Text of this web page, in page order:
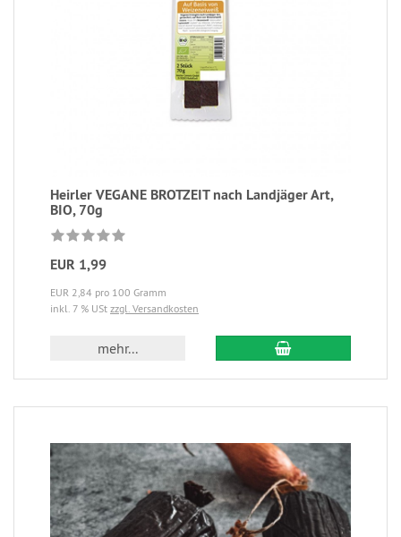
Heirler VEGANE BROTZEIT nach Landjäger Art,
BIO, 70g
EUR 1,99
EUR 2,84 pro 100 Gramm
inkl. 7 % USt zzgl. Versandkosten
mehr...